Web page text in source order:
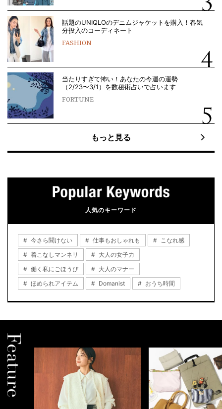
話題のUNIQLOのデニムジャケットを購入！春気
分投入のコーディネート
FASHION
当たりすぎて怖い！あなたの今週の運勢
（2/23〜3/1）を数秘術占いで占います
FORTUNE
もっと見る
人気のキーワード
今さら聞けない 仕事もおしゃれも
こなれ感
着こなしマンネリ
大人の女子力
働く私にごほうび
大人のマナー
ほめられアイテム
Domanist おうち時間